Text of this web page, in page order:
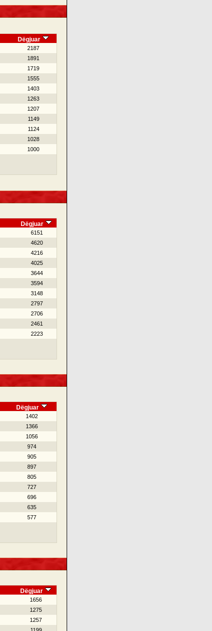
Dëgjuar
2187
1891
1719
1555
1403
1263
1207
1149
1124
1028
1000
Dëgjuar
6151
4620
4216
4025
3644
3594
3148
2797
2706
2461
2223
Dëgjuar
1402
1366
1056
974
905
897
805
727
696
635
577
Dëgjuar
1656
1275
1257